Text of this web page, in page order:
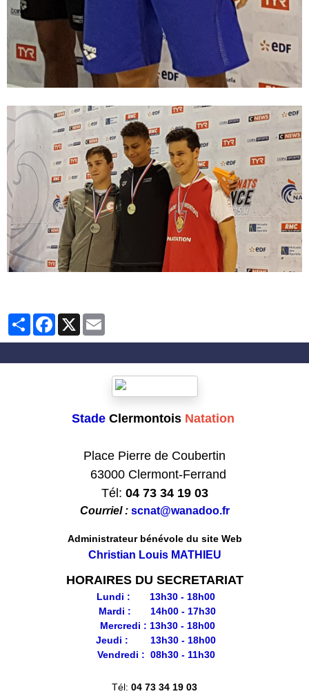
PartagerFacebook
X
Stade Clermontois Natation
Place Pierre de Coubertin
63000 Clermont-Ferrand
Tél: 04 73 34 19 03
Courriel : scnat@wanadoo.fr
Administrateur bénévole du site Web
Christian Louis MATHIEU
HORAIRES DU SECRETARIAT
Lundi : 13h30 - 18h00
Mardi : 14h00 - 17h30
Mercredi : 13h30 - 18h00
Jeudi : 13h30 - 18h00
Vendredi : 08h30 - 11h30
Tél: 04 73 34 19 03